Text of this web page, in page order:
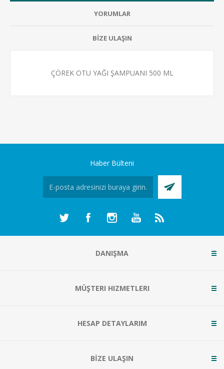
YORUMLAR
BİZE ULAŞIN
ÇÖREK OTU YAĞI ŞAMPUANI 500 ML
Haber Bülteni
DANIŞMA
MÜŞTERI HIZMETLERI
HESAP DETAYLARIM
BİZE ULAŞIN